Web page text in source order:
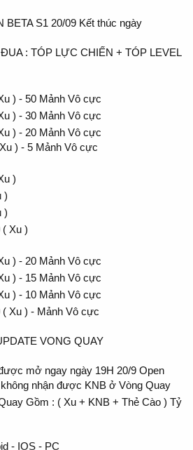
S1 20/09 Kết thúc ngày
: TÓP LỰC CHIẾN + TÓP LEVEL
) - 50 Mảnh Vô cực
) - 30 Mảnh Vô cực
) - 20 Mảnh Vô cực
) - 5 Mảnh Vô cực
)
)
)
( Xu )
) - 20 Mảnh Vô cực
) - 15 Mảnh Vô cực
) - 10 Mảnh Vô cực
( Xu ) - Mảnh Vô cực
VONG QUAY
mở ngay ngày 19H 20/9 Open
nhận được KNB ở Vòng Quay
Gồm : ( Xu + KNB + Thẻ Cào ) Tỷ
- IOS - PC